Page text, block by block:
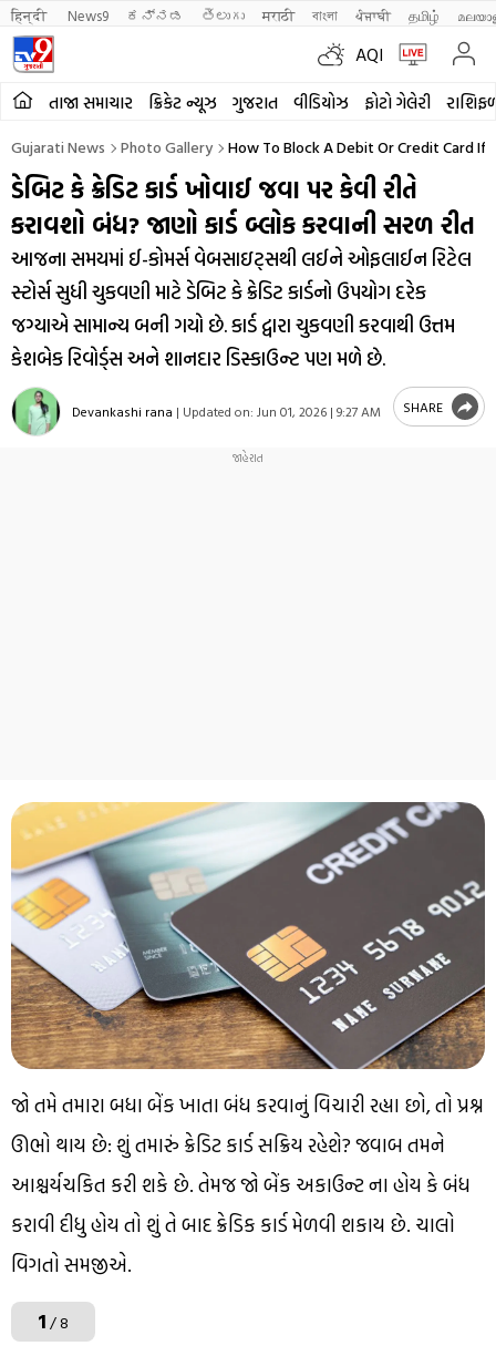
हिन्दी News9 ಕನ್ನಡ తెలుగు मराठी বাংলা ਪੰਜਾਬੀ தமிழ்
AQI
તાજા સમાચાર ક્રિકેટ ન્યૂઝ ગુજરાત વીડિયોઝ ફોટો ગેલેરી
Gujarati News Photo Gallery How To Block A Debit Or Credit Card If
ડેબિટ કે ક્રેડિટ કાર્ડ ખોવાઈ જવા પર કેવી રીતે
કરાવશો બંધ? જાણો કાર્ડ બ્લોક કરવાની સરળ રીત
આજના સમયમાં ઈ-કોમર્સ વેબસાઇટ્સથી લઈને ઓફલાઈન રિટેલ
સ્ટોર્સ સુધી ચુકવણી માટે ડેબિટ કે ક્રેડિટ કાર્ડનો ઉપયોગ દરેક
જગ્યાએ સામાન્ય બની ગયો છે. કાર્ડ દ્વારા ચુકવણી કરવાથી ઉત્તમ
કેશબેક રિવોર્ડ્સ અને શાનદાર ડિસ્કાઉન્ટ પણ મળે છે.
Devankashi rana | Updated on: Jun 01, 2026 | 9:27 AM SHARE
જો તમે તમારા બધા બેંક ખાતા બંધ કરવાનું વિચારી રહ્યા છો, તો પ્રશ્ન
ઊભો થાય છે: શું તમારું ક્રેડિટ કાર્ડ સક્રિય રહેશે? જવાબ તમને
આશ્ચર્યચકિત કરી શકે છે. તેમજ જો બેંક અકાઉન્ટ ના હોય કે બંધ
કરાવી દીધુ હોય તો શું તે બાદ ક્રેડિક કાર્ડ મેળવી શકાય છે. ચાલો
વિગતો સમજીએ.
1/ 8